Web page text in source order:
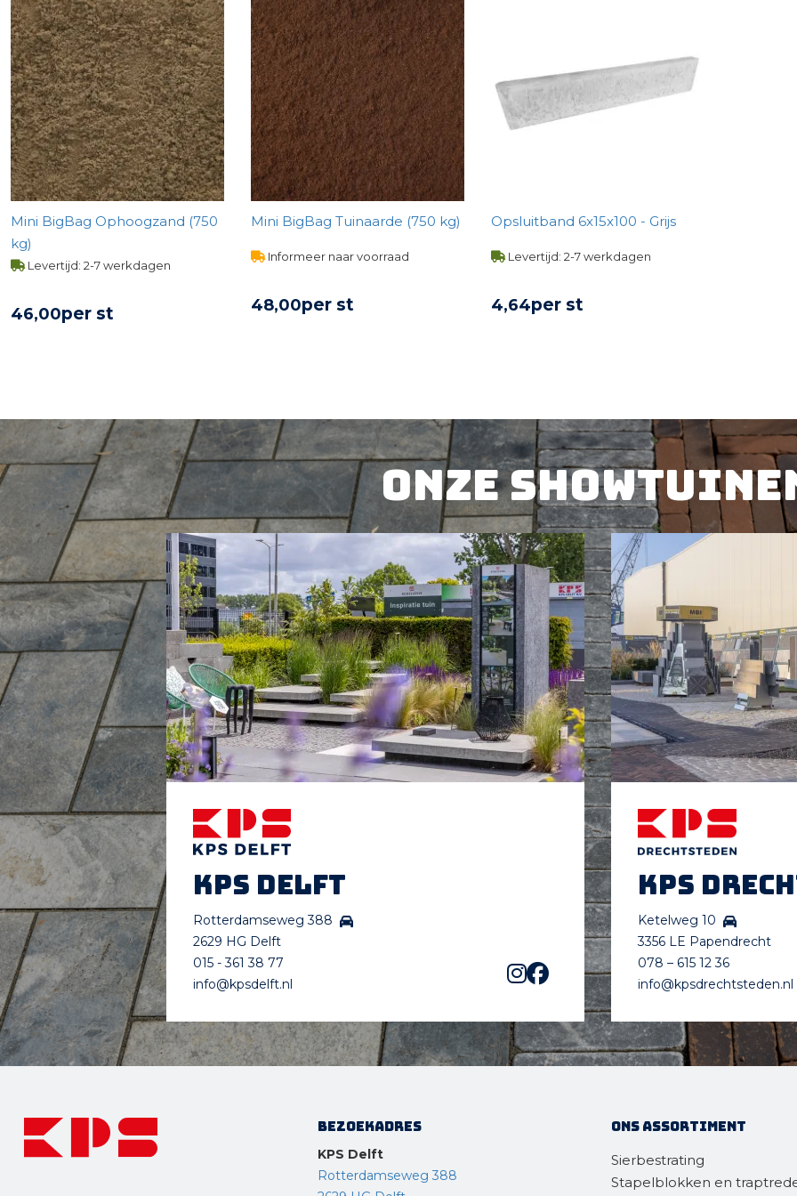
Mini BigBag Ophoogzand (750
kg)
Levertijd: 2-7 werkdagen
46,00per st
Mini BigBag Tuinaarde (750 kg)
Informeer naar voorraad
48,00per st
Opsluitband 6x15x100 - Grijs
Levertijd: 2-7 werkdagen
4,64per st
Onze
KPS Delft
Rotterdamseweg 388
2629 HG Delft
015 - 361 38 77
info@kpsdelft.nl
KPS
Ketelweg 10
3356 LE Papendrecht
078 – 615 12 36
info@kpsdrechtsteden.nl
Bezoekadres
KPS Delft
Rotterdamseweg 388
Ons assortiment
Sierbestrating
Stapelblokken en